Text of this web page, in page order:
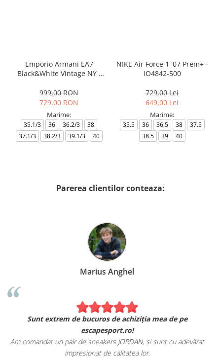
Emporio Armani EA7
Black&White Vintage NY -
999,00 RON
729,00 RON
Marime:
35.1/3 36 36.2/3
38
37.1/3
38.2/3 39.1/3 40
NIKE Air Force 1 '07 Prem+ -
IO4842-500
729,00 Lei
649,00 Lei
Marime:
35.5 36 36.5 38
37.5
38.5
39 40
Parerea clientilor conteaza:
Marius Anghel
Sunt extrem de bucuros de achiziția mea de pe
escapesport.ro!
Am comandat un pair de sneakers JORDAN, și sunt cu adevărat
impresionat de calitatea lor.